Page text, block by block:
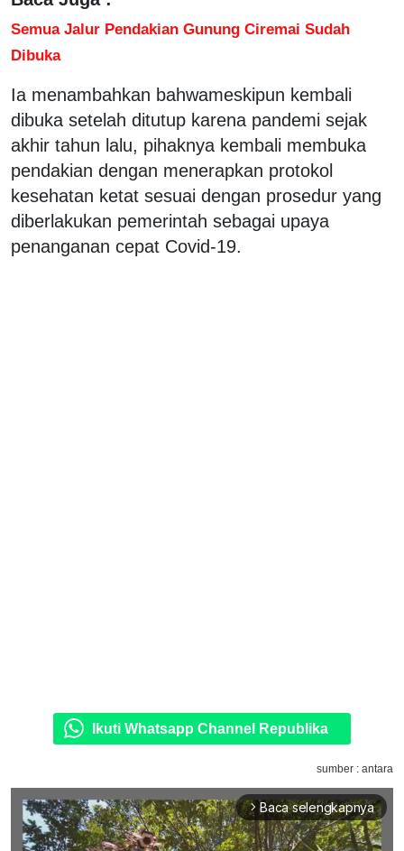
Semua Jalur Pendakian Gunung Ciremai Sudah
Dibuka
Ia menambahkan bahwameskipun kembali
dibuka setelah ditutup karena pandemi sejak
akhir tahun lalu, pihaknya kembali membuka
pendakian dengan menerapkan protokol
kesehatan ketat sesuai dengan prosedur yang
diberlakukan pemerintah sebagai upaya
penanganan cepat Covid-19.
Ikuti Whatsapp Channel Republika
sumber : antara
arrow_forward_ios Baca selengkapnya